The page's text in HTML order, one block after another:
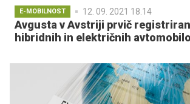
E-MOBILNOST 12. 09. 2021 18.14
Avgusta v Avstriji prvič
hibridnih in električnih